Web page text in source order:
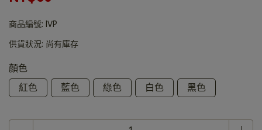
商品編號: IVP
供貨狀況: 尚有庫存
顏色
紅色
藍色 綠色 白色 黑色